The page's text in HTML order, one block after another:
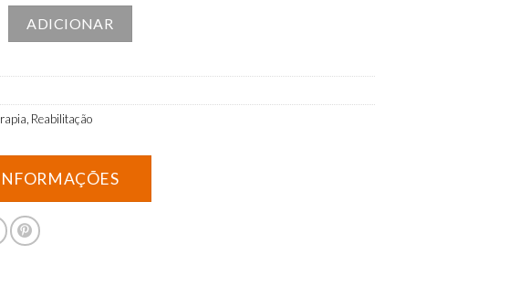
ADICIONAR
Reabilitação